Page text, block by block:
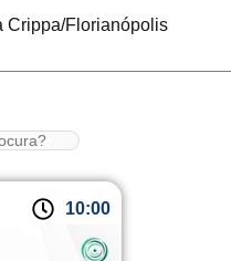
Crippa/Florianópolis
10:00